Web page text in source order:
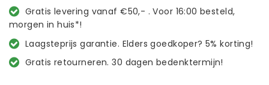
Gratis levering vanaf €50,- . Voor 16:00 besteld,
morgen in huis*!
Laagsteprijs garantie. Elders goedkoper? 5% korting!
Gratis retourneren. 30 dagen bedenktermijn!